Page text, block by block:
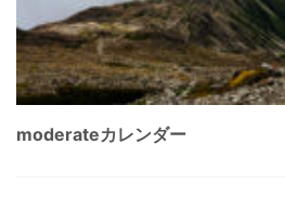
moderateカレンダー